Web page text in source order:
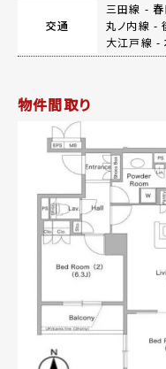
交通
三田線 -
丸ノ内線 -
大江戸線 -
物件間取り